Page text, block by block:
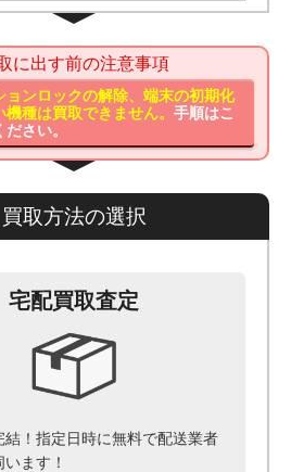
に出す前の注意事項
ョンロックの解除、端末の初期化
機種は買取できません。手順はこ
さい。
買取方法の選択
宅配買取査定
結！指定日時に無料で配送業者
ます！